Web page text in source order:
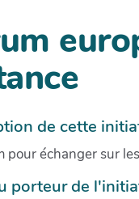
de cette
pour échanger sur
porteur de